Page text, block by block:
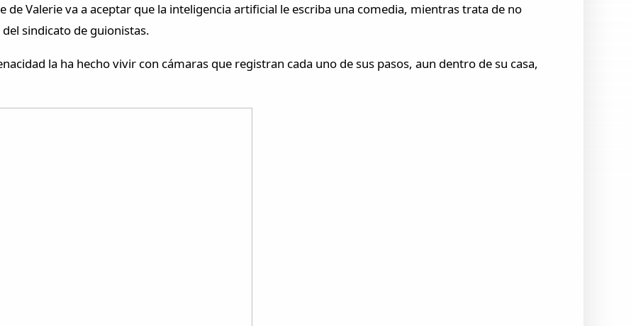
de Valerie va a aceptar que la inteligencia artificial le escriba una comedia, mientras trata de no
sindicato de guionistas.
la ha hecho vivir con cámaras que registran cada uno de sus pasos, aun dentro de su casa,